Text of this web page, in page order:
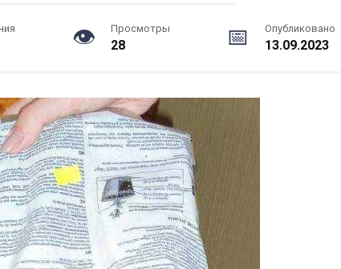
Просмотры
28
Опубликовано
13.09.2023